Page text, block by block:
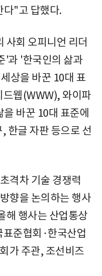
다"고 답했다.
사회 오피니언 리더
'과 '한국인의 삶과
상을 바꾼 10대 표
웹(WWW), 와이파
바꾼 10대 표준에
한글 자판 등으로 선
격차 기술 경쟁력
향을 논의하는 행사
해 행사는 산업통상
준협회·한국산업
가 주관, 조선비즈